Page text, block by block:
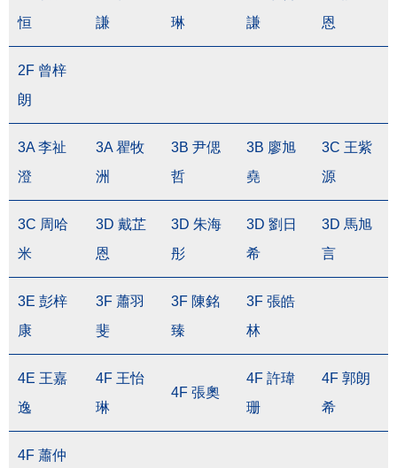
恒
謙
琳
謙
恩
2F 曾梓
朗
3A 李祉
澄
3A 瞿牧
洲
3B 尹偲
哲
3B 廖旭
堯
3C 王紫
源
3C 周哈
米
3D 戴芷
恩
3D 朱海
彤
3D 劉日
希
3D 馬旭
言
3E 彭梓
康
3F 蕭羽
斐
3F 陳銘
臻
3F 張皓
林
4E 王嘉
逸
4F 王怡
琳
4F 張奧
4F 許瑋
珊
4F 郭朗
希
4F 蕭仲